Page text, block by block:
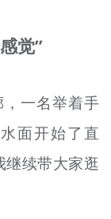
觉”
一名举着手
面开始了直
继续带大家逛